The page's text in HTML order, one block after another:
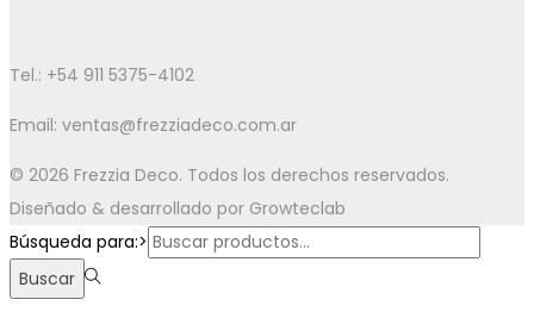
Tel.: +54 911 5375-4102
Email: ventas@frezziadeco.com.ar
© 2026 Frezzia Deco. Todos los derechos reservados.
Diseñado & desarrollado por Growteclab
Búsqueda para:>
Buscar